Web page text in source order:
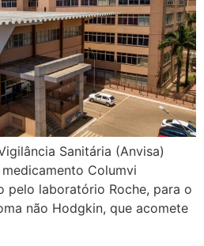
Sanitária (Anvisa)
Columvi
pelo laboratório Roche, para o
não Hodgkin, que acomete